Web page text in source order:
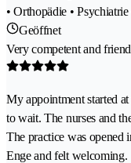
• Orthopädie •
Geöffnet
Very competent and
My appointment started
to wait. The nurses and
The practice was opened
Enge and felt welcoming.